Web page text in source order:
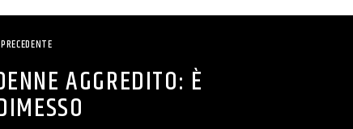
AGGREDITO: È